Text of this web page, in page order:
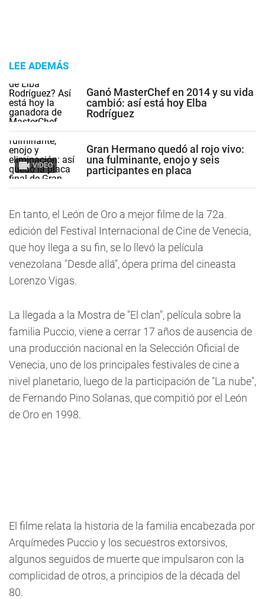
LEE ADEMÁS
Ganó MasterChef en 2014 y su vida
cambió: así está hoy Elba
Rodríguez
VIDEO
Gran Hermano quedó al rojo vivo:
una fulminante, enojo y seis
participantes en placa
En tanto, el León de Oro a mejor filme de la 72a.
edición del Festival Internacional de Cine de Venecia,
que hoy llega a su fin, se lo llevó la película
venezolana "Desde allá", ópera prima del cineasta
Lorenzo Vigas.
La llegada a la Mostra de "El clan", película sobre la
familia Puccio, viene a cerrar 17 años de ausencia de
una producción nacional en la Selección Oficial de
Venecia, uno de los principales festivales de cine a
nivel planetario, luego de la participación de "La nube",
de Fernando Pino Solanas, que compitió por el León
de Oro en 1998.
El filme relata la historia de la familia encabezada por
Arquímedes Puccio y los secuestros extorsivos,
algunos seguidos de muerte que impulsaron con la
complicidad de otros, a principios de la década del
80.